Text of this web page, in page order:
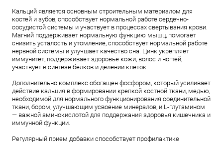
Кальций является основным строительным материалом для
костей и зубов, способствует нормальной работе сердечно-
сосудистой системы и участвует в процессах свертывания крови.
Магний поддерживает нормальную функцию мышц, помогает
снизить усталость и утомление, способствует нормальной работе
нервной системы и улучшает качество сна. Цинк укрепляет
иммунитет, поддерживает здоровье кожи, волос и ногтей,
участвует в синтезе белков и делении клеток.
Дополнительно комплекс обогащен фосфором, который усиливает
действие кальция в формировании крепкой костной ткани, медью,
необходимой для нормального функционирования соединительной
ткани, бором, улучшающим усвоение минералов, и L-глутамином
— важной аминокислотой для поддержания здоровья кишечника и
иммунной функции.
Регулярный прием добавки способствует профилактике